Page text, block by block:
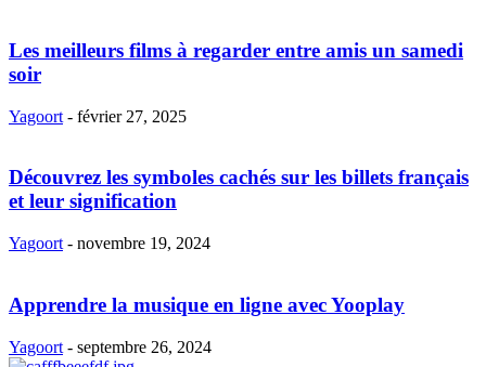
Les meilleurs films à regarder entre amis un samedi
soir
Yagoort - février 27, 2025
Découvrez les symboles cachés sur les billets français
et leur signification
Yagoort - novembre 19, 2024
Apprendre la musique en ligne avec Yooplay
Yagoort - septembre 26, 2024